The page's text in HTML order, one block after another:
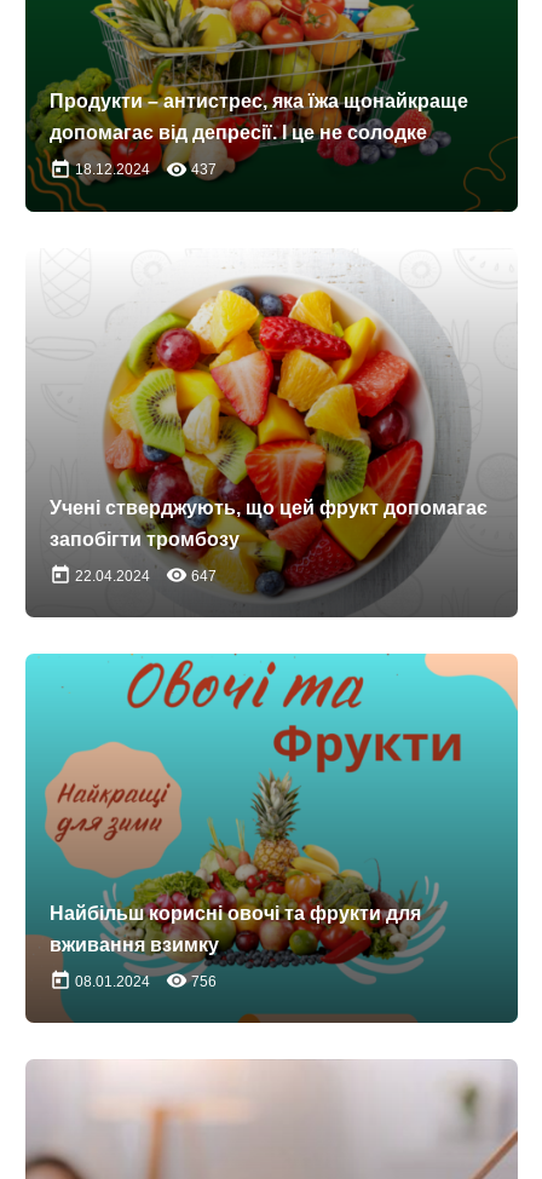
Продукти – антистрес, яка їжа щонайкраще
допомагає від депресії. І це не солодке
today18.12.2024 remove_red_eye437
Учені стверджують, що цей фрукт допомагає
запобігти тромбозу
today 22.04.2024 remove_red_eye 647
Найбільш корисні овочі та фрукти для
вживання взимку
today 08.01.2024 remove_red_eye756